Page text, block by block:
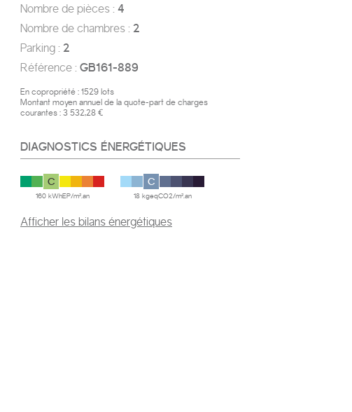
Nombre de pièces : 4
Nombre de chambres : 2
parking : 2
Référence : GB161-889
En copropriété : 1529 lots
Montant moyen annuel de la quote-part de charges
courantes : 3 532,28 €
DIAGNOSTICS ÉNERGÉTIQUES
C
160 kWhEP/m².an
C
18 kgeqCO2/m².an
Afficher les bilans énergétiques